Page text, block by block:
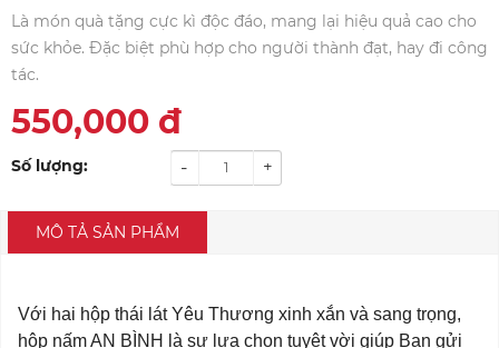
Là món quà tặng cực kì độc đáo, mang lại hiệu quả cao cho
sức khỏe. Đặc biệt phù hợp cho người thành đạt, hay đi công
tác.
550,000 đ
Số lượng: +
-
MÔ TẢ SẢN PHẨM
Với hai hộp thái lát Yêu Thương xinh xắn và sang trọng,
hộp nấm AN BÌNH là sự lựa chọn tuyệt vời giúp Bạn gửi